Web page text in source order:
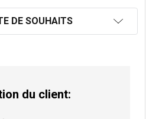
DE SOUHAITS
du client: